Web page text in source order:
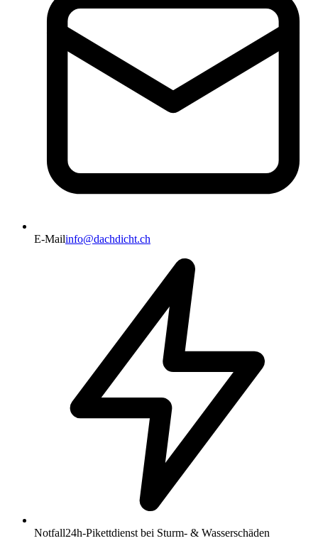
E-Mailinfo@dachdicht.ch
Notfall24h-Pikettdienst bei Sturm- & Wasserschäden